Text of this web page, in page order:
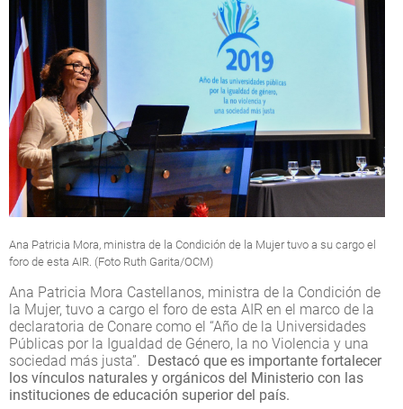
Ana Patricia Mora, ministra de la Condición de la Mujer tuvo a su cargo el
foro de esta AIR. (Foto Ruth Garita/OCM)
Ana Patricia Mora Castellanos, ministra de la Condición de
la Mujer, tuvo a cargo el foro de esta AIR en el marco de la
declaratoria de Conare como el “Año de la Universidades
Públicas por la Igualdad de Género, la no Violencia y una
sociedad más justa”. Destacó que es importante fortalecer
los vínculos naturales y orgánicos del Ministerio con las
instituciones de educación superior del país.